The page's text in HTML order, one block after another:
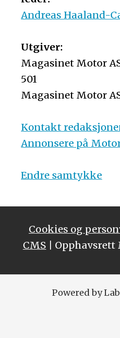
Andreas Haaland-
Utgiver:
Magasinet Motor
501
Magasinet Motor
Kontakt
Annonsere på
Endre samtykke
Cookies og
CMS | Opphavsrett
Powered by